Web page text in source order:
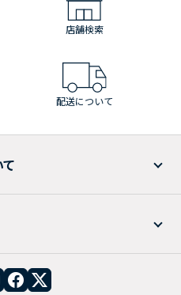
店舗検索
配送について